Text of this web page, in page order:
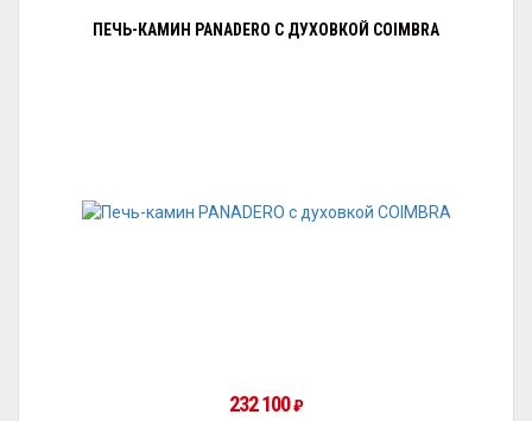
ПЕЧЬ-КАМИН PANADERO С ДУХОВКОЙ COIMBRA
232 100₽